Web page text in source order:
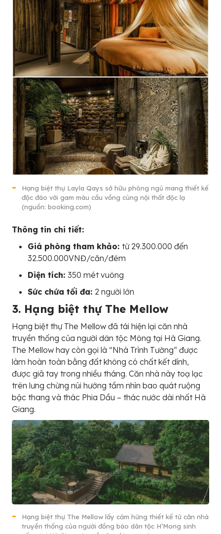
Hạng biệt thự Layla Qays sở hữu phòng ngủ mang thiết kế
độc đáo với gam màu cầu vồng cùng nội thất độc lạ
(nguồn: booking.com)
Thông tin chi tiết:
Giá phòng tham khảo: từ 29.300.000 đến
32.500.000VNĐ/căn/đêm
Diện tích: 350 mét vuông
Sức chứa tối đa: 2 người lớn
3. Hạng biệt thự The Mellow
Hạng biệt thự The Mellow đã tái hiện lại căn nhà
truyền thống của người dân tộc Mông tại Hà Giang.
The Mellow hay còn gọi là “Nhà Trình Tường” được
làm hoàn toàn bằng đất không có chất kết dính,
được giã tay trong nhiều tháng. Căn nhà này toạ lạc
trên lưng chừng núi hướng tầm nhìn bao quát ruộng
bậc thang và thác Phia Dầu – thác nước dài nhất Hà
Giang.
Hạng biệt thự The Mellow lấy cảm hứng thiết kế từ căn nhà
truyền thống của người đồng bào dân tộc H’Mong sinh